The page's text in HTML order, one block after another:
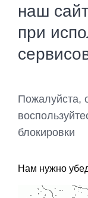
наш
при
Пожалуйста,
блокировки
Нам нужно